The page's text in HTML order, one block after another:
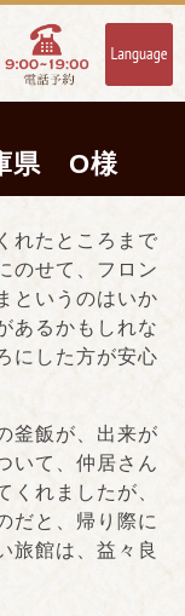
県 O様
れたところまで
のせて、フロン
というのはいか
あるかもしれな
にした方が安心
釜飯が、出来が
いて、仲居さん
くれましたが、
だと、帰り際に
旅館は、益々良